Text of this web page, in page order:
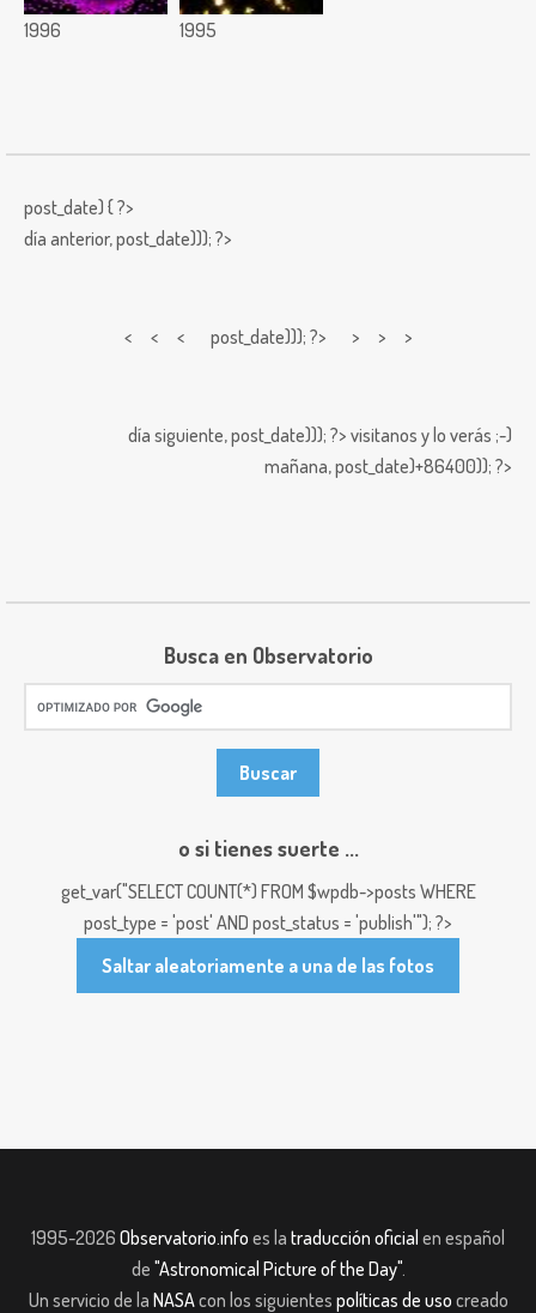
1996 1995
post_date) { ?>
día anterior,post_date))); ?>
< < < post_date))); ?> > > >
día siguiente,post_date))); ?> visitanos y lo verás ;-)
mañana,post_date)+86400)); ?>
Busca en Observatorio
o si tienes suerte ...
get_var("SELECT COUNT(*) FROM $wpdb->posts WHERE
post_type = 'post' AND post_status = 'publish'"); ?>
Saltar aleatoriamente a una de las fotos
1995-2026 Observatorio.info es la traducción oficial en español
de "Astronomical Picture of the Day".
Un servicio de la NASAcon los siguientes políticas de uso creado